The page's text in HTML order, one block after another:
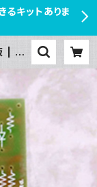
キットありま
| PE